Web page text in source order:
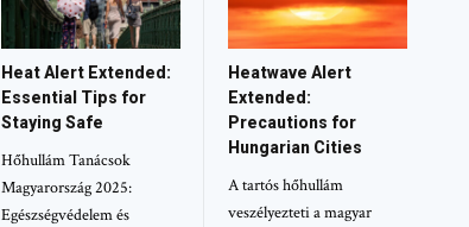
Heat Alert Extended:
Essential Tips for
Staying Safe
Hőhullám Tanácsok
Magyarország 2025:
Egészségvédelem és
Heatwave Alert
Extended:
Precautions for
Hungarian Cities
A tartós hőhullám
veszélyezteti a magyar